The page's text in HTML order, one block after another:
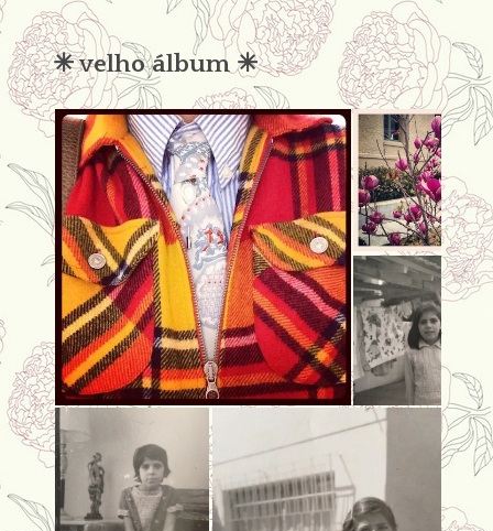
condena
✳︎ velho álbum ✳︎